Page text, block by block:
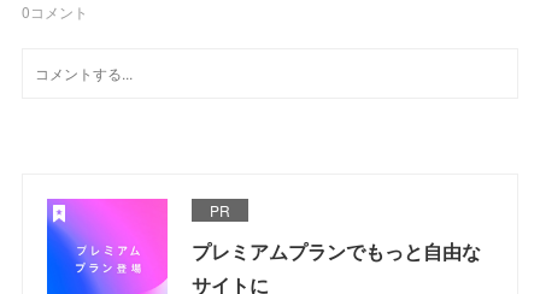
0コメント
PR
プレミアムプランでもっと自由な
サイトに